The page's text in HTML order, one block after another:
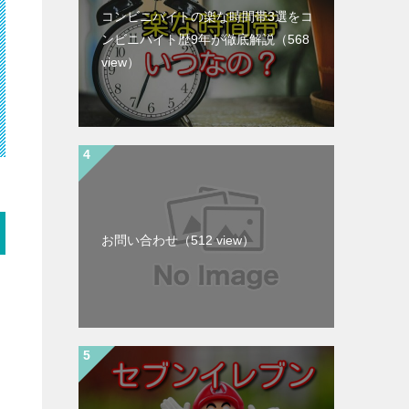
コンビニバイトの楽な時間帯3選をコ
ンビニバイト歴9年が徹底解説（568
view）
お問い合わせ（512 view）